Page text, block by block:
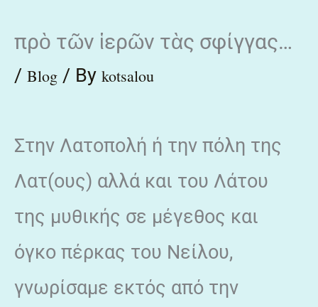
content
πρὸ τῶν ἱερῶν τὰς σφίγγας…
/ Blog / By kotsalou
Στην Λατοπολή ή την πόλη της
Λατ(ους) αλλά και του Λάτου
της μυθικής σε μέγεθος και
όγκο πέρκας του Νείλου,
γνωρίσαμε εκτός από την